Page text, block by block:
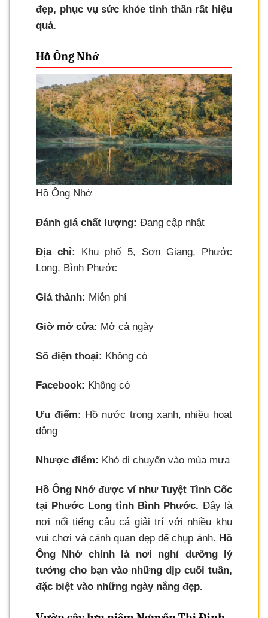
đẹp, phục vụ sức khỏe tinh thần rất hiệu
quả.
Hồ Ông Nhớ
Hồ Ông Nhớ
Đánh giá chất lượng: Đang cập nhật
Địa chỉ:
Khu phố 5, Sơn Giang, Phước
Long, Bình Phước
Giá thành: Miễn phí
Giờ mở cửa: Mở cả ngày
Số điện thoại: Không có
Facebook: Không có
Ưu điểm: Hồ nước trong xanh, nhiều hoạt
động
Nhược điểm: Khó di chuyển vào mùa mưa
Hồ Ông Nhớ được ví như Tuyệt Tình Cốc
tại Phước Long tỉnh Bình Phước. Đây là
nơi nổi tiếng câu cá giải trí với nhiều khu
vui chơi và cảnh quan đẹp để chụp ảnh. Hồ
Ông Nhớ chính là nơi nghỉ dưỡng lý
tưởng cho bạn vào những dịp cuối tuần,
đặc biệt vào những ngày nắng đẹp.